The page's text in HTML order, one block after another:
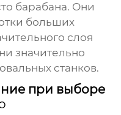
барабана. Они
больших
слоя
значительно
станков.
при выборе